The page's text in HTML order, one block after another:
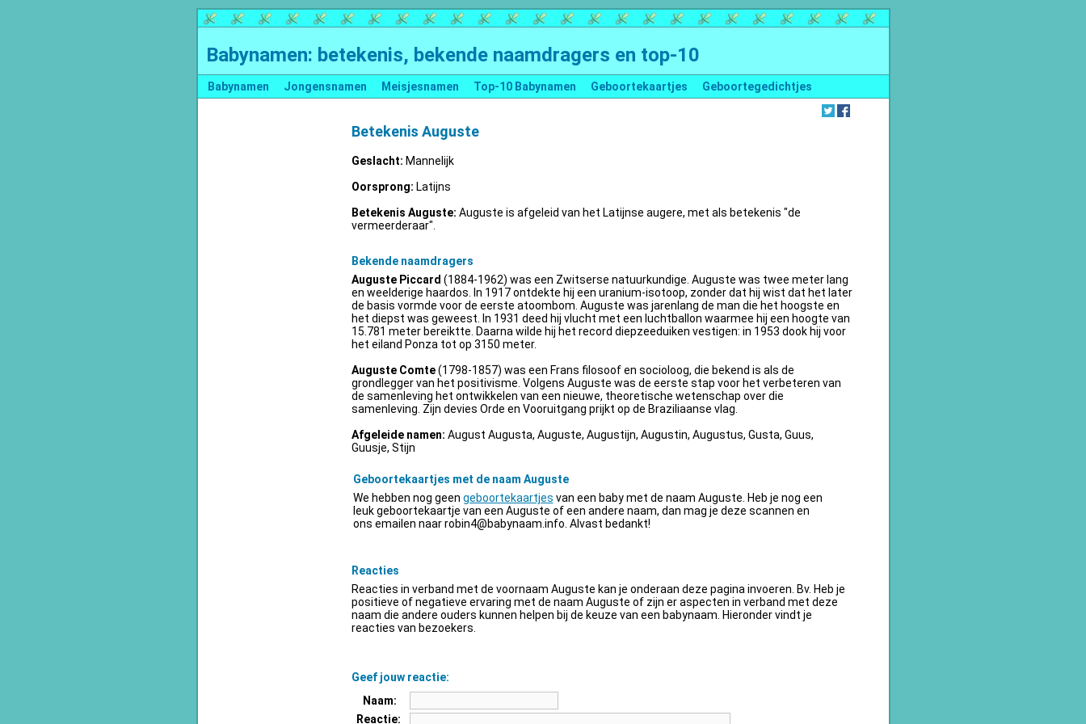
Babynamen: betekenis, bekende naamdragers en top-10
Babynamen Jongensnamen Meisjesnamen Top-10 Babynamen Geboortekaartjes Geboortegedichtjes
Betekenis Auguste
Geslacht: Mannelijk
Oorsprong: Latijns
Betekenis Auguste: Auguste is afgeleid van het Latijnse augere, met als betekenis "de
vermeerderaar".
Bekende naamdragers
Auguste Piccard (1884-1962) was een Zwitserse natuurkundige. Auguste was twee meter lang
en weelderige haardos. In 1917 ontdekte hij een uranium-isotoop, zonder dat hij wist dat het later
de basis vormde voor de eerste atoombom. Auguste was jarenlang de man die het hoogste en
het diepst was geweest. In 1931 deed hij vlucht met een luchtballon waarmee hij een hoogte van
15.781 meter bereiktte. Daarna wilde hij het record diepzeeduiken vestigen: in 1953 dook hij voor
het eiland Ponza tot op 3150 meter.
Auguste Comte(1798-1857) was een Frans filosoof en socioloog, die bekend is als de
grondlegger van het positivisme. Volgens Auguste was de eerste stap voor het verbeteren van
de samenleving het ontwikkelen van een nieuwe, theoretische wetenschap over die
samenleving. Zijn devies Orde en Vooruitgang prijkt op de Braziliaanse vlag.
Afgeleide namen: August Augusta, Auguste, Augustijn, Augustin, Augustus, Gusta, Guus,
Guusje, Stijn
Geboortekaartjes met de naam Auguste
We hebben nog geen geboortekaartjes van een baby met de naam Auguste. Heb je nog een
leuk geboortekaartje van een Auguste of een andere naam, dan mag je deze scannen en
ons emailen naarrobin4@babynaam.info . Alvast bedankt!
Reacties
Reacties in verband met de voornaam Auguste kan je onderaan deze pagina invoeren. Bv. Heb je
positieve of negatieve ervaring met de naam Auguste of zijn er aspecten in verband met deze
naam die andere ouders kunnen helpen bij de keuze van een babynaam. Hieronder vindt je
reacties van bezoekers.
Geef jouw reactie:
Naam:
Reactie: